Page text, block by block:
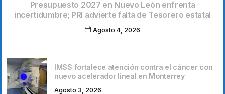
Presupuesto 2027 en Nuevo León enfrenta
incertidumbre; PRI advierte falta de Tesorero estatal
Agosto 4, 2026
IMSS fortalece atención contra el cáncer con
nuevo acelerador lineal en Monterrey
Agosto 3, 2026